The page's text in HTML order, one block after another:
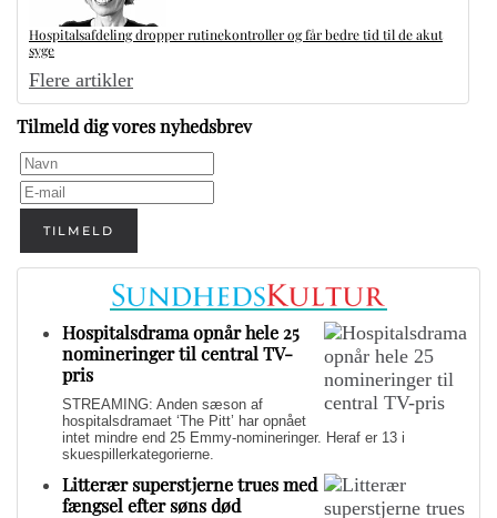
Hospitalsafdeling dropper rutinekontroller og får bedre tid til de akut
syge
Flere artikler
Tilmeld dig vores nyhedsbrev
TILMELD
Hospitalsdrama opnår hele 25
nomineringer til central TV-
pris
STREAMING: Anden sæson af
hospitalsdramaet ‘The Pitt’ har opnået
intet mindre end 25 Emmy-nomineringer. Heraf er 13 i
skuespillerkategorierne.
Litterær superstjerne trues med
fængsel efter søns død